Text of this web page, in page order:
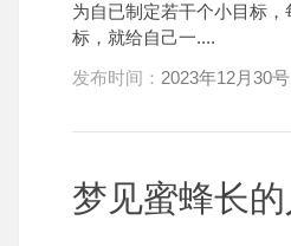
为自已制定若干个小目标，
标，就给自己一....
发布时间： 2023年12月30号